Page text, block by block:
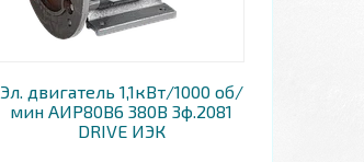
Эл. двигатель 1,1кВт/1000 об/
мин АИР80B6 380В 3ф.2081
DRIVE ИЭК